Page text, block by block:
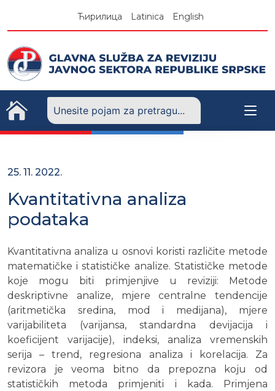
Ћирилица Latinica English
25. 11. 2022.
Kvantitativna analiza
podataka
Kvantitativna analiza u osnovi koristi različite metode
matematičke i statističke analize. Statističke metode
koje mogu biti primjenjive u reviziji: Metode
deskriptivne analize, mjere centralne tendencije
(aritmetička sredina, mod i medijana), mjere
varijabiliteta (varijansa, standardna devijacija i
koeficijent varijacije), indeksi, analiza vremenskih
serija – trend, regresiona analiza i korelacija. Za
revizora je veoma bitno da prepozna koju od
statističkih metoda primjeniti i kada. Primjena